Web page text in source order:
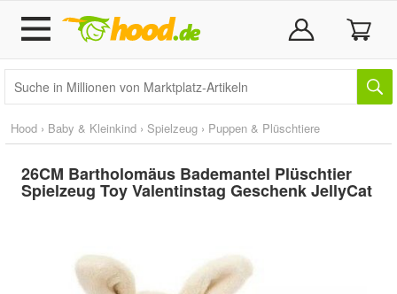
Hood › Baby & Kleinkind › Spielzeug › Puppen & Plüschtiere
26CM Bartholomäus Bademantel Plüschtier
Spielzeug Toy Valentinstag Geschenk JellyCat